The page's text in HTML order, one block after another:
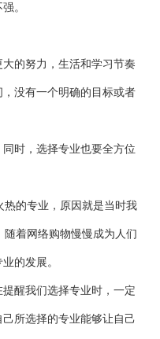
。
的努力，生活和学习节奏
没有一个明确的目标或者
时，选择专业也要全方位
的专业，原因就是当时我
着网络购物慢慢成为人们
的发展。
醒我们选择专业时，一定
所选择的专业能够让自己